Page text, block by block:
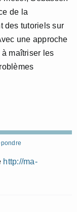
de la
des tutoriels sur
une approche
maîtriser les
http://ma-